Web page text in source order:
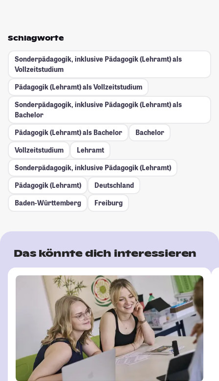
Schlagworte
Sonderpädagogik, inklusive Pädagogik (Lehramt) als
Vollzeitstudium
Pädagogik (Lehramt) als Vollzeitstudium
Sonderpädagogik, inklusive Pädagogik (Lehramt) als
Bachelor
Pädagogik (Lehramt) als Bachelor
Bachelor
Vollzeitstudium
Lehramt
Sonderpädagogik, inklusive Pädagogik (Lehramt)
Pädagogik (Lehramt)
Deutschland
Baden-Württemberg
Freiburg
Das könnte dich interessieren